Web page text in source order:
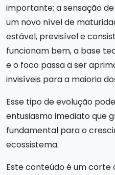
importante: a sensação
um novo nível de
estável, previsível e
funcionam bem, a base
e o foco passa a ser
invisíveis para a maioria
Esse tipo de evolução
entusiasmo imediato que
fundamental para o
ecossistema.
Este conteúdo é um corte